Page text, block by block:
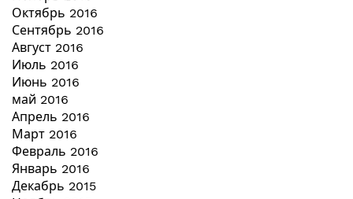
Октябрь 2016
Сентябрь 2016
Август 2016
Июль 2016
Июнь 2016
май 2016
Апрель 2016
Март 2016
Февраль 2016
Январь 2016
Декабрь 2015